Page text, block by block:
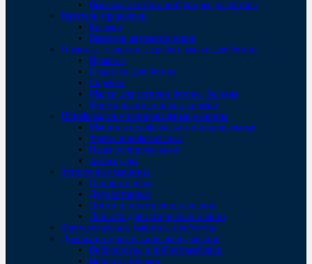
Высокочастотные вибраторы для бетона
Вязатели проволоки
Крючки
Вязатели автоматические
Правила, гладилки, скребки, малки для бетона
Правила
Гладилки для бетона
Скребки
Малки для затирки бетона. Кельмы
Формирователи шва и кромки
Шлифовально-полировальные машины
Машины шлифовально-полировальные
Фрезы шлифовальные
Пады полировальные
Аксессуары
Затирочные машины
Однороторные
Двухроторные
Диски для затирочных машин
Лопасти для затирочных машин
Фрезеровальные машины для бетона
Дорожно-строительное оборудование
Виброплиты и вибротрамбовки
Вибротрамбовки